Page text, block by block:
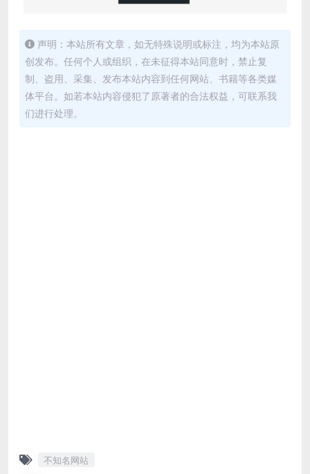
声明：本站所有文章，如无特殊说明或标注，均为本站原
创发布。任何个人或组织，在未征得本站同意时，禁止复
制、盗用、采集、发布本站内容到任何网站、书籍等各类媒
体平台。如若本站内容侵犯了原著者的合法权益，可联系我
们进行处理。
不知名网站